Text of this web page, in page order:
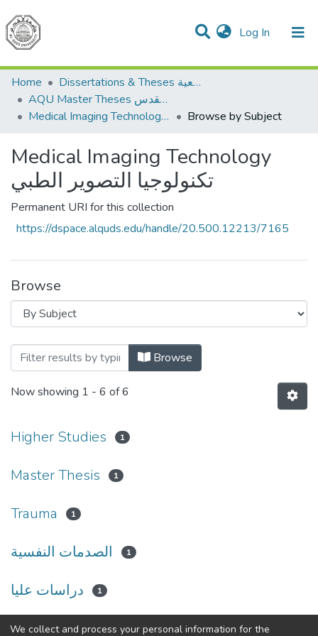
Log In (current)
Communities & Collections
All of DSpace
Home
Dissertations & Theses الرسائل الجامعية
AQU Master Theses الرسائل الجامعية الخاصة بجامعة القدس
Medical Imaging Technology تكنولوجيا التصوير الطبي
Browse by Subject
Medical Imaging Technology
تكنولوجيا التصوير الطبي
Permanent URI for this collection
https://dspace.alquds.edu/handle/20.500.12213/7165
Browse
Browse
Now showing 1 - 6 of 6
Higher Studies 1
Master Thesis 1
Trauma 1
الصدمات النفسية 1
دراسات عليا 1
رسالة ماجستير 1
We collect and process your personal information for the